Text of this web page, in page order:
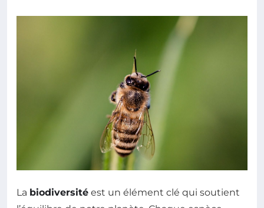
La biodiversité est un élément clé qui soutient